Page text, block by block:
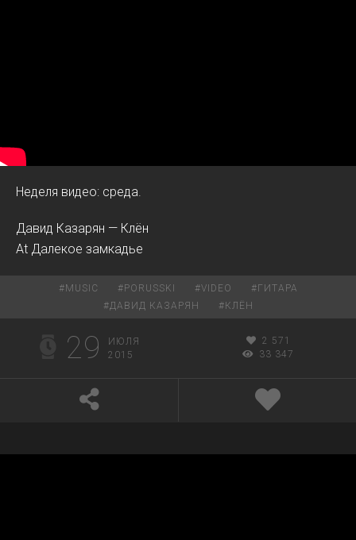
Неделя видео: среда.
Давид Казарян — Клён
At Далекое замкадье
# MUSIC # PORUSSKI #VIDEO # ГИТАРА
#ДАВИД КАЗАРЯН # КЛЁН
29
ИЮЛЯ
2015
2 571
33 347